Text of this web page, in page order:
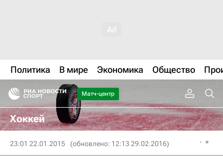
Политика В мире Экономика Общество
Матч-центр
Хоккей
23:01 22.01.2015 (обновлено: 12:13 29.02.2016)